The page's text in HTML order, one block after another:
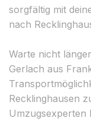
sorgfältig mit
nach
Warte nicht
Gerlach aus
Recklinghausen
Umzugsexperten